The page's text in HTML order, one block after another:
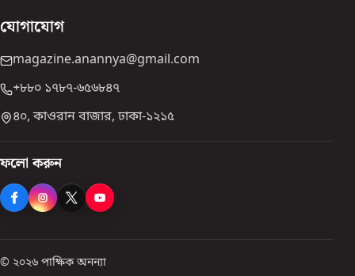
যোগাযোগ
magazine.anannya@gmail.com
+৮৮০ ১৭৮৭-৬৫৬৮৪৭
৪০, কাওরান বাজার, ঢাকা-১২১৫
ফলো করুন
© ২০২৬ পাক্ষিক অনন্যা